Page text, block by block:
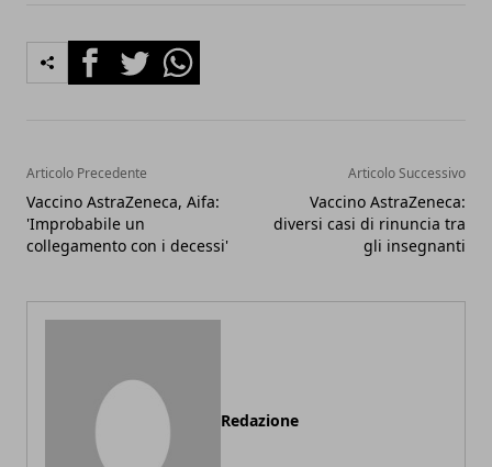
FacebookTwitterWhatsapp
Articolo Precedente
Vaccino AstraZeneca, Aifa:
'Improbabile un
collegamento con i decessi'
Articolo Successivo
Vaccino AstraZeneca:
diversi casi di rinuncia tra
gli insegnanti
Redazione